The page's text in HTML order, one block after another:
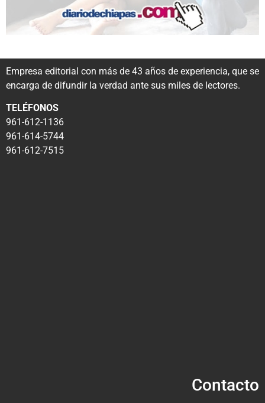
Empresa editorial con más de 43 años de experiencia, que se
encarga de difundir la verdad ante sus miles de lectores.
TELÉFONOS
961-612-1136
961-614-5744
961-612-7515
Contacto